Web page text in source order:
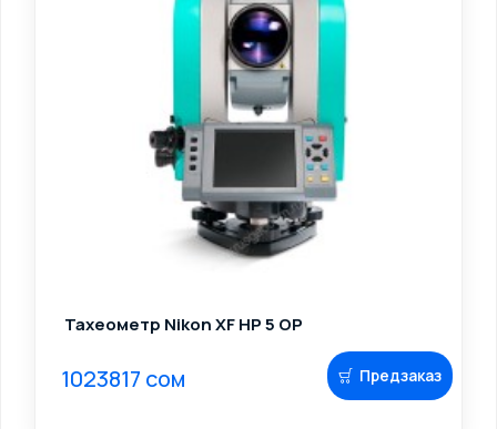
Тахеометр Nikon XF HP 5 OP
1023817 сом Предзаказ